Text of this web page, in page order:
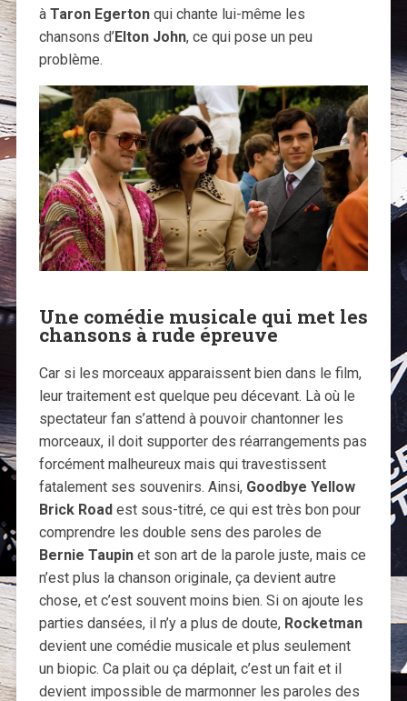
à Taron Egerton qui chante lui-même les
chansons d’Elton John, ce qui pose un peu
problème.
Une comédie musicale qui met les
chansons à rude épreuve
Car si les morceaux apparaissent bien dans le film,
leur traitement est quelque peu décevant. Là où le
spectateur fan s’attend à pouvoir chantonner les
morceaux, il doit supporter des réarrangements pas
forcément malheureux mais qui travestissent
fatalement ses souvenirs. Ainsi, Goodbye Yellow
Brick Road est sous-titré, ce qui est très bon pour
comprendre les double sens des paroles de
Bernie Taupin et son art de la parole juste, mais ce
n’est plus la chanson originale, ça devient autre
chose, et c’est souvent moins bien. Si on ajoute les
parties dansées, il n’y a plus de doute, Rocketman
devient une comédie musicale et plus seulement
un biopic. Ca plait ou ça déplait, c’est un fait et il
devient impossible de marmonner les paroles des